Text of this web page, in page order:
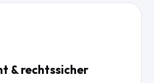
& rechtssicher